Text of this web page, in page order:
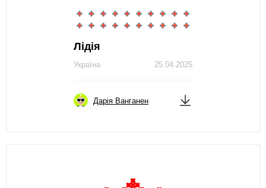
Лідія
25.04.2025
Україна
Дарія Ванганен